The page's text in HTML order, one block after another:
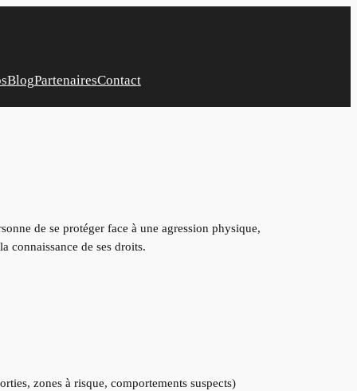
BlogPartenairesContact
de se protéger face à une agression physique,
connaissance de ses droits.
zones à risque, comportements suspects)